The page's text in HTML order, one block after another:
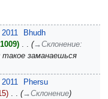
Bhudh
‎ →‎Склонение:
заманаешься
Phersu
‎
→‎Склонение